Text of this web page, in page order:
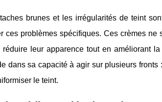
brunes et les irrégularités de teint
ces problèmes spécifiques. Ces crèmes
réduire leur apparence tout en améliorant
dans sa capacité à agir sur plusieurs
le teint.